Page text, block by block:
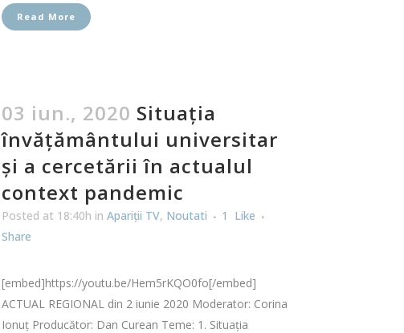
Read More
03 iun., 2020 Situația
învățământului universitar
și a cercetării în actualul
context pandemic
Posted at 18:40h in Apariţii TV, Noutati 1
Like
Share
[embed]https://youtu.be/Hem5rKQO0fo[/embed]
ACTUAL REGIONAL din 2 iunie 2020 Moderator: Corina
Ionuț Producător: Dan Curean Teme: 1. Situația